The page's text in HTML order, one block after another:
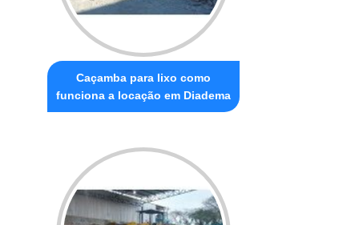
Caçamba para lixo como
funciona a locação em Diadema